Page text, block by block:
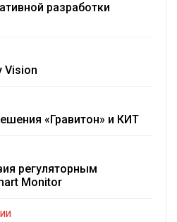
разработки
Vision
«Гравитон» и КИТ
регуляторным
Monitor